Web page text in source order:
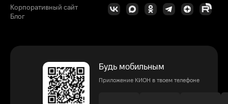
Корпоративный сайт
Блог
Будь мобильным
Приложение КИОН в твоем телефоне